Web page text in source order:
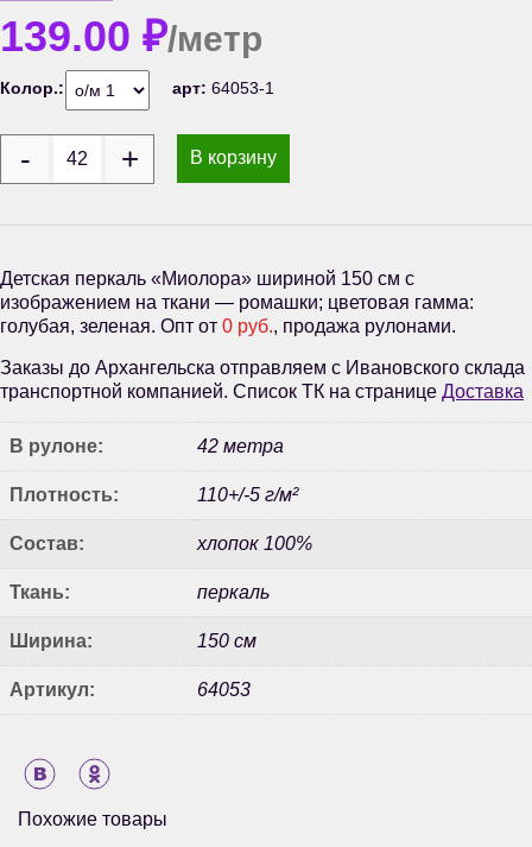
139.00 ₽/метр
Колор.: арт: 64053-1
В корзину
Детская перкаль «Миолора» шириной 150 см с
изображением на ткани — ромашки; цветовая гамма:
голубая, зеленая. Опт от 0 руб., продажа рулонами.
Заказы до Архангельска отправляем с Ивановского склада
транспортной компанией. Список ТК на странице Доставка
В рулоне: 42 метра
Плотность: 110+/-5 г/м²
Состав: хлопок 100%
Ткань: перкаль
Ширина: 150 см
Артикул: 64053
Похожие товары